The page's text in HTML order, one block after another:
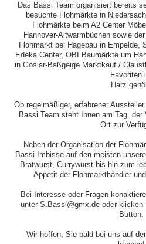
Das Bassi Team organisiert bereits
besuchte Flohmärkte in
Flohmärkte beim A2 Center
Hannover-Altwarmbüchen sowie
Flohmarkt bei Hagebau in Empelde,
Edeka Center, OBI Baumärkte um
in Goslar-Baßgeige Marktkauf /
Favoriten
Harz
Ob regelmäßiger, erfahrener
Bassi Team steht Ihnen am Tag der
Ort zur
Neben der Organisation der
Bassi Imbisse auf den meisten
Bratwurst, Currywurst bis hin zum
Appetit der Flohmarkthändler
Bei Interesse oder Fragen
unter S.Bassi@gmx.de oder klicken
Button.
Wir hoffen, Sie bald bei uns auf